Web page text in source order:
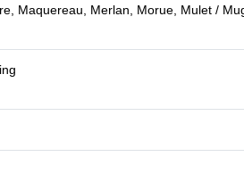
Maquereau, Merlan, Morue, Mulet /